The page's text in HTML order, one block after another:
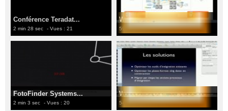
Conférence Teradat...
2 min 28 sec - Vues : 21
Webinaire Decideo d...
59 min 32 sec - Vues : 21
FotoFinder Systems...
2 min 3 sec - Vues : 20
Webinaire Decideo...
54 min 10 sec - Vues : 19